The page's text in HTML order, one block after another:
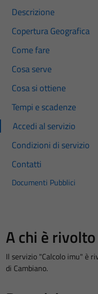
Descrizione
Copertura Geografica
Come fare
Cosa serve
Cosa si ottiene
Tempi e scadenze
Accedi al servizio
Condizioni di servizio
Contatti
Documenti Pubblici
A chi è rivolto
Il servizio "Calcolo imu" è
di Cambiano.